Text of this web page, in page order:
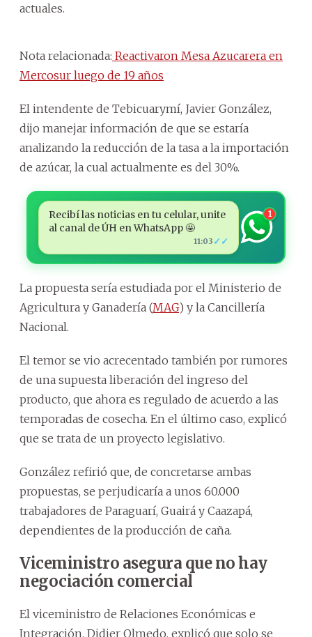
actuales.
Nota relacionada: Reactivaron Mesa Azucarera en
Mercosur luego de 19 años
El intendente de Tebicuarymí, Javier González,
dijo manejar información de que se estaría
analizando la reducción de la tasa a la importación
de azúcar, la cual actualmente es del 30%.
Recibí las noticias en tu celular, unite
al canal de ÚH en WhatsApp 🤩
11:03 ✓✓
1
La propuesta sería estudiada por el Ministerio de
Agricultura y Ganadería (MAG) y la Cancillería
Nacional.
El temor se vio acrecentado también por rumores
de una supuesta liberación del ingreso del
producto, que ahora es regulado de acuerdo a las
temporadas de cosecha. En el último caso, explicó
que se trata de un proyecto legislativo.
González refirió que, de concretarse ambas
propuestas, se perjudicaría a unos 60.000
trabajadores de Paraguarí, Guairá y Caazapá,
dependientes de la producción de caña.
Viceministro asegura que no hay
negociación comercial
El viceministro de Relaciones Económicas e
Integración, Didier Olmedo, explicó que solo se